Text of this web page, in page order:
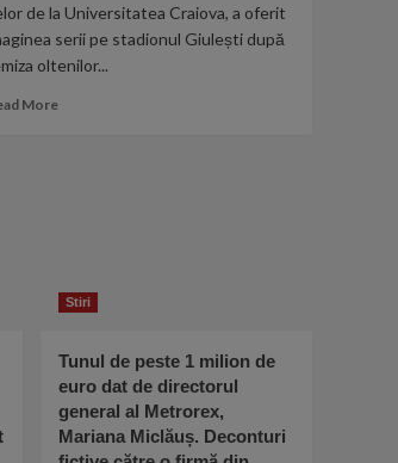
Comunei
Pielești
2026
două
de la Universitatea Craiova, a oferit
serii pe stadionul Giulești după
oltenilor...
MoreRead
imaginea
serii
pe
Giulești
Stiri
Tunul de peste 1 milion de
euro dat de directorul
general al Metrorex,
Mariana Miclăuș. Deconturi